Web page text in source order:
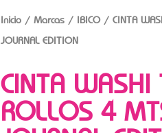
Inicio/ Marcas/ IBICO/ CINTA
JOURNAL EDITION
CINTA WASHI
ROLLOS 4